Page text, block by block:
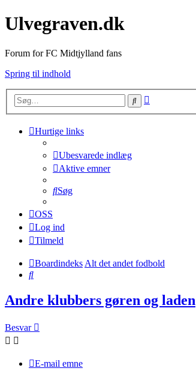
Ulvegraven.dk
Forum for FC Midtjylland fans
Spring til indhold
Søg
Hurtige links
Ubesvarede indlæg
Aktive emner
Søg
OSS
Log ind
Tilmeld
BoardindeksAlt det andet fodbold
Søg
Andre klubbers gøren og laden
Besvar
E-mail emne